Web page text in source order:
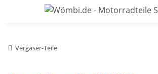
Vergaser-Teile